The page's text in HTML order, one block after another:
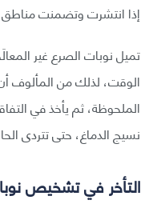
إذا انتشرت وتضمنت مناطق
تميل نوبات الصرع غير
الوقت، لذلك من المألوف أن
الملحوظة، ثم يأخذ في
نسيج الدماغ، حتى تتردى
التأخر في تشخيص